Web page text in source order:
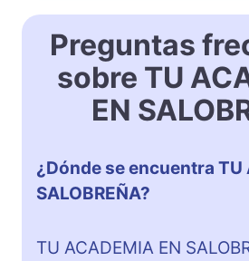
Preguntas
sobre TU
EN
¿Dónde se encuentra TU
SALOBREÑA?
TU ACADEMIA EN